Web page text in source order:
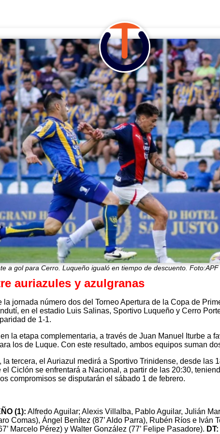
a gol para Cerro. Luqueño igualó en tiempo de descuento. Foto:APF
auriazules y azulgranas
la jornada número dos del Torneo Apertura de la Copa de
en el estadio Luis Salinas, Sportivo Luqueño y Cerro
de 1-1.
la etapa complementaria, a través de Juan Manuel Iturbe a
los de Luque. Con este resultado, ambos equipos suman
la tercera, el Auriazul medirá a Sportivo Trinidense, desde las
el Ciclón se enfrentará a Nacional, a partir de las 20:30,
compromisos se disputarán el sábado 1 de febrero.
(1): Alfredo Aguilar; Alexis Villalba, Pablo Aguilar, Julián
Comas), Ángel Benítez (87’ Aldo Parra), Rubén Ríos e Iván
Marcelo Pérez) y Walter González (77’ Felipe Pasadore). DT: